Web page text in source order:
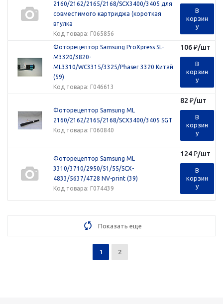
2160/2162/2165/2168/SCX3400/3405 для
совместимого картриджа (короткая
втулка
Код товара: Г065856
В
корзин
у
Фоторецептор Samsung ProXpress SL-
M3320/3820-
ML3310/WC3315/3325/Phaser 3320 Китай
(59)
Код товара: Г046613
106₽/шт
В
корзин
у
Фоторецептор Samsung ML
2160/2162/2165/2168/SCX3400/3405 SGT
Код товара: Г060840
82 ₽/шт
В
корзин
у
Фоторецептор Samsung ML
3310/3710/2950/51/55/SCX-
4833/5637/4728 NV-print (39)
Код товара: Г074439
124₽/шт
В
корзин
у
Показать еще
1 2